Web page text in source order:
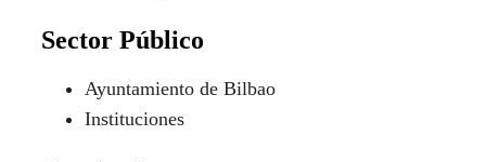
Sector Público
Ayuntamiento de Bilbao
Instituciones